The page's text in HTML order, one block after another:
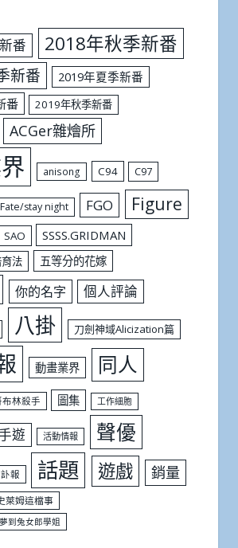
番 2018年秋季新番
新番
2019年夏季新番
番
2019年秋季新番
ACGer雜燴所
anisong C94 C97
Fate/stay night FGO Figure
SAO SSSS.GRIDMAN
法 五等分的花嫁
你的名字 個人評論
八掛 刀劍神域Alicization篇
動畫業界 同人
布林殺手 圖集 工作細胞
遊 活動情報 聲優
訃報 話題 遊戲 銷量
萊姆這檔事
到兔女郎學姐